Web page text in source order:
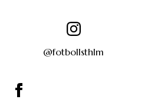
@fotbollsthlm